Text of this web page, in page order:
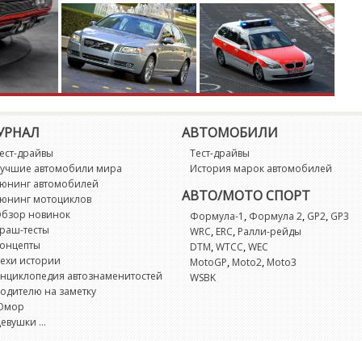
драйвы
автомобили мира
автомобилей
мотоциклов
новинок
тесты
истории
автознаменитостей
на заметку
...
АВТОМОБИЛИ
Тест-драйвы
История марок автомобилей
АВТО/МОТО СПОРТ
Формула-1 , Формула 2, GP2, GP3
WRC,ERC,Ралли-рейды
DTM,WTCC,WEC
MotoGP,Moto2,Moto3
WSBK